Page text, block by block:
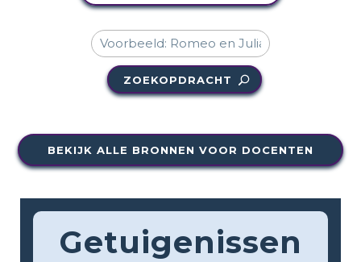
ZOEKOPDRACHT
BEKIJK ALLE BRONNEN VOOR DOCENTEN
Getuigenissen